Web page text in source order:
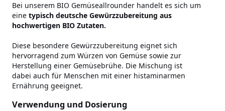
Bei unserem BIO Gemüseallrounder handelt es sich um
eine typisch deutsche Gewürzzubereitung aus
hochwertigen BIO Zutaten.
Diese besondere Gewürzzubereitung eignet sich
hervorragend zum Würzen von Gemüse sowie zur
Herstellung einer Gemüsebrühe. Die Mischung ist
dabei auch für Menschen mit einer histaminarmen
Ernährung geeignet.
Verwendung und Dosierung